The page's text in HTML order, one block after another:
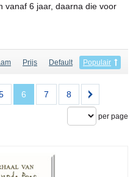
vanaf 6 jaar, daarna die voor
Prijs Default Populair
6 7 8
per page